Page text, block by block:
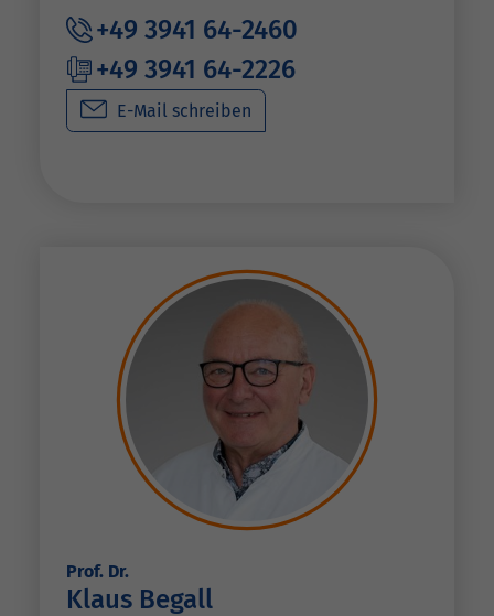
+49 3941 64-2460
+49 3941 64-2226
E-Mail schreiben
Prof. Dr.
Klaus Begall